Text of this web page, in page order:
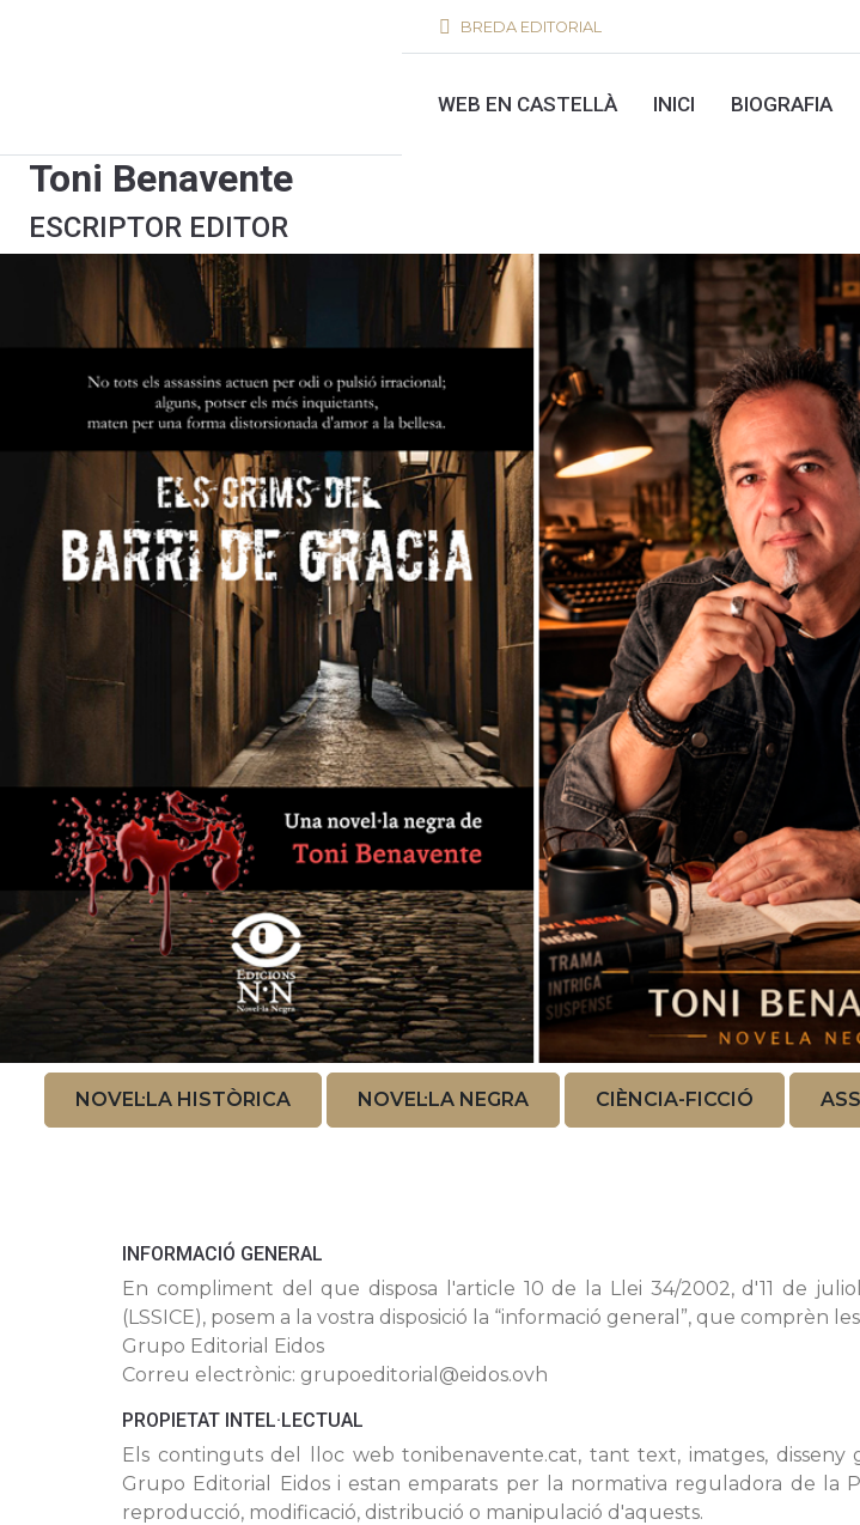
BREDA EDITORIAL
WEB EN CASTELLÀ INICI BIOGRAFIA
Toni Benavente
ESCRIPTOR EDITOR
NOVEL·LA HISTÒRICA NOVEL·LA NEGRA CIÈNCIA-FICCIÓ
INFORMACIÓ GENERAL
En compliment del que disposa l'article 10 de la Llei 34/2002, d'11 de
(LSSICE), posem a la vostra disposició la “informació general”, que
Grupo Editorial Eidos
Correu electrònic: grupoeditorial@eidos.ovh
PROPIETAT INTEL·LECTUAL
Els continguts del lloc web tonibenavente.cat, tant text, imatges,
Grupo Editorial Eidos i estan emparats per la normativa reguladora de
reproducció, modificació, distribució o manipulació d'aquests.